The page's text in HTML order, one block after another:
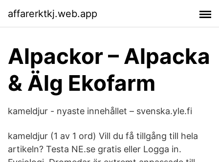
affarerktkj.web.app
Alpackor – Alpacka
& Älg Ekofarm
kameldjur - nyaste innehållet – svenska.yle.fi
kameldjur (1 av 1 ord) Vill du få tillgång till hela
artikeln? Testa NE.se gratis eller Logga in.